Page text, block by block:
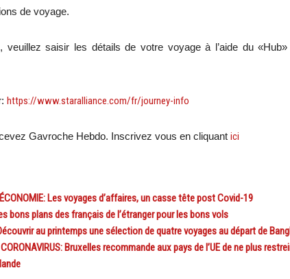
de voyage.
veuillez saisir les détails de votre voyage à l’aide du
https://www.staralliance.com/fr/journey-info
Gavroche Hebdo. Inscrivez vous en cliquant ici
ÉCONOMIE: Les voyages d’affaires, un casse tête post Covid-19
bons plans des français de l’étranger pour les bons vols
au printemps une sélection de quatre voyages au départ de
CORONAVIRUS: Bruxelles recommande aux pays de l’UE de ne plus